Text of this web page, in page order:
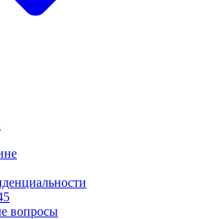
вопросы